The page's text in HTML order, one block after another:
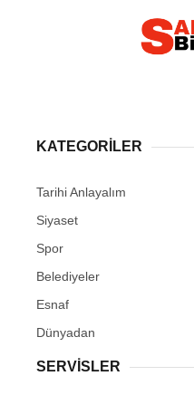
KATEGORİLER
Tarihi Anlayalım
Siyaset
Spor
Belediyeler
Esnaf
Dünyadan
SERVİSLER